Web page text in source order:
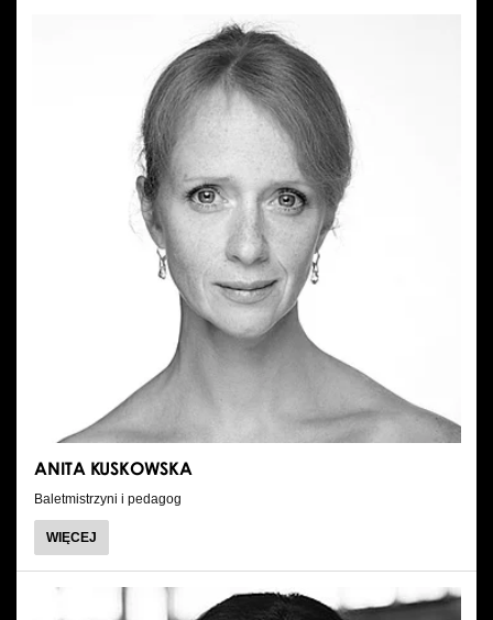
ANITA KUSKOWSKA
Baletmistrzyni i pedagog
WIĘCEJ
ANITA